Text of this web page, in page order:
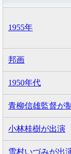
1955年
邦画
1950年代
青柳信雄監督が
小林桂樹が出演
雪村いづみが出